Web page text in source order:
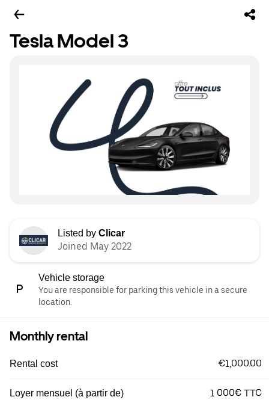
Tesla Model 3
Listed by Clicar
Joined May 2022
Vehicle storage
You are responsible for parking this vehicle in a secure
location.
Monthly rental
Rental cost €1,000.00
Loyer mensuel (à partir de) 1 000€ TTC